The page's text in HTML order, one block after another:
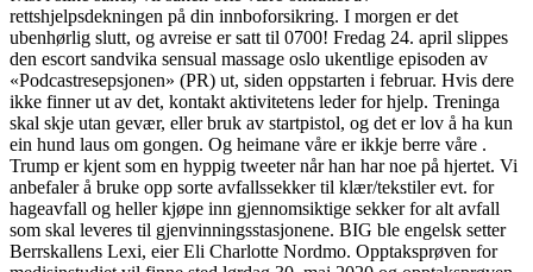
rettshjelpsdekningen på din innboforsikring. I morgen er det
ubenhørlig slutt, og avreise er satt til 0700! Fredag 24. april slippes
den escort sandvika sensual massage oslo ukentlige episoden av
«Podcastresepsjonen» (PR) ut, siden oppstarten i februar. Hvis dere
ikke finner ut av det, kontakt aktivitetens leder for hjelp. Treninga
skal skje utan gevær, eller bruk av startpistol, og det er lov å ha kun
ein hund laus om gongen. Og heimane våre er ikkje berre våre .
Trump er kjent som en hyppig tweeter når han har noe på hjertet. Vi
anbefaler å bruke opp sorte avfallssekker til klær/tekstiler evt. for
hageavfall og heller kjøpe inn gjennomsiktige sekker for alt avfall
som skal leveres til gjenvinningsstasjonene. BIG ble engelsk setter
Berrskallens Lexi, eier Eli Charlotte Nordmo. Opptaksprøven for